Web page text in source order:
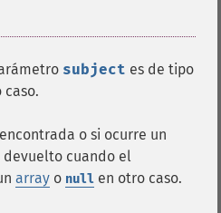
subject es de tipo
caso.
o si ocurre un
devuelto cuando el
array o null en otro caso.